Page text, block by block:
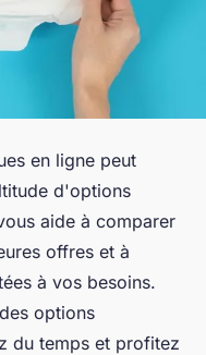
en ligne peut
d'options
aide à comparer
offres et à
à vos besoins.
options
du temps et profitez